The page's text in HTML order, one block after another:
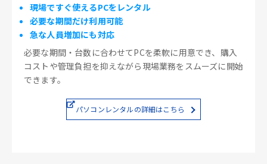
現場ですぐ使えるPCをレンタル
必要な期間だけ利用可能
急な人員増加にも対応
必要な期間・台数に合わせてPCを柔軟に用意でき、購入
コストや管理負担を抑えながら現場業務をスムーズに開始
できます。
パソコンレンタルの詳細はこちら